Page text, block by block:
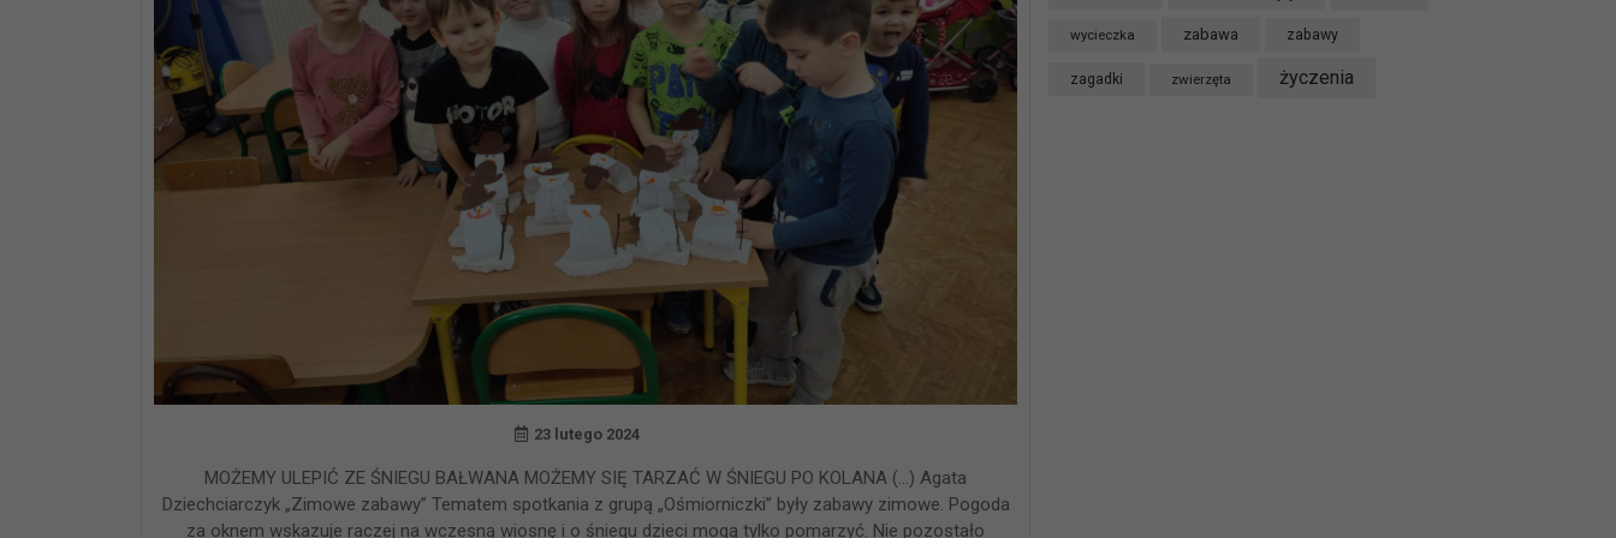
23 lutego 2024
MOŻEMY ULEPIĆ ZE ŚNIEGU BAŁWANA MOŻEMY SIĘ TARZAĆ W ŚNIEGU PO KOLANA (…) Agata
Dziechciarczyk „Zimowe zabawy” Tematem spotkania z grupą „Ośmiorniczki” były zabawy zimowe. Pogoda
za oknem wskazuje raczej na wczesną wiosnę i o śniegu dzieci mogą tylko pomarzyć. Nie pozostało
wycieczka zabawa zabawy
zagadki zwierzęta życzenia